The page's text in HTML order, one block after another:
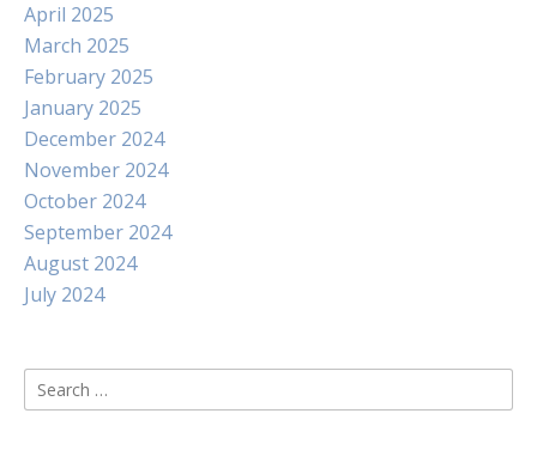
April 2025
March 2025
February 2025
January 2025
December 2024
November 2024
October 2024
September 2024
August 2024
July 2024
Search
for: